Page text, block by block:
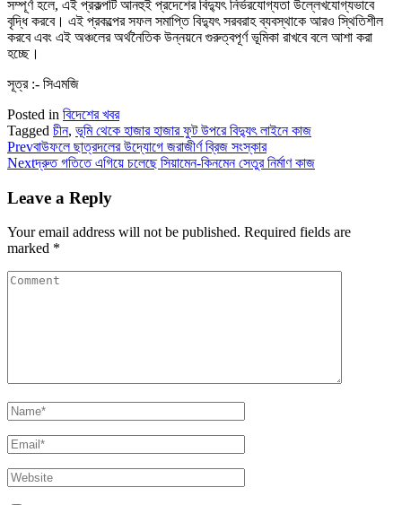
সম্পূর্ণ হলে, এই প্রকল্পটি আনহুই প্রদেশের বিদ্যুৎ নির্ভরযোগ্যতা উল্লেখযোগ্যভাবে
বৃদ্ধি করবে। এই প্রকল্পের সফল সমাপ্তি বিদ্যুৎ সরবরাহ ব্যবস্থাকে আরও স্থিতিশীল
করবে এবং এই অঞ্চলের অর্থনৈতিক উন্নয়নে গুরুত্বপূর্ণ ভূমিকা রাখবে বলে আশা করা
হচ্ছে।
সূত্র :- সিএমজি
Posted in বিদেশের খবর
Tagged চীন, ভূমি থেকে হাজার হাজার ফুট উপরে বিদ্যুৎ লাইনে কাজ
Prevবাউফলে ছাত্রদলের উদ্যোগে জরাজীর্ণ ব্রিজ সংস্কার
Nextদ্রুত গতিতে এগিয়ে চলেছে সিয়ামেন-কিনমেন সেতুর নির্মাণ কাজ
Leave a Reply
Your email address will not be published. Required fields are
marked *